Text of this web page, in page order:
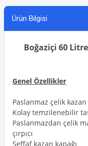
Ürün Bilgisi
Boğaziçi 60
Genel Özellikler
Paslanmaz çelik kazan
Kolay temzilenebilir
Paslanmazdan çelik
çırpıcı
Şeffaf kazan kapağı